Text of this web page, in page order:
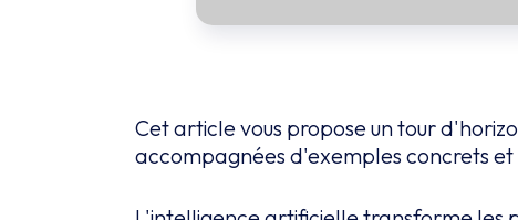
Cet article vous propose un tour
accompagnées d'exemples concrets et